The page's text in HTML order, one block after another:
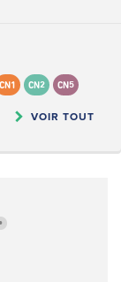
CN1 CN2 CN5
VOIR TOUT